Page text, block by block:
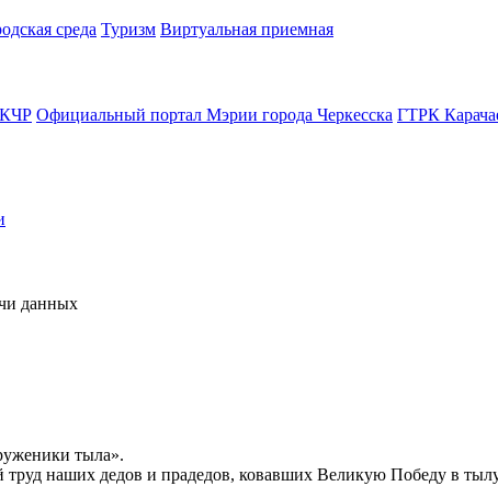
среда Туризм Виртуальная приемная
КЧР Официальный портал Мэрии города Черкесска ГТРК
данных
тыла».
труд наших дедов и прадедов, ковавших Великую Победу в